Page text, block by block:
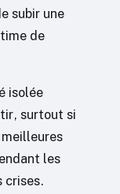
subir une
de
isolée
surtout si
les
crises.